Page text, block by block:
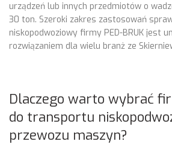
urządzeń lub innych przedmiotów o
30 ton. Szeroki zakres zastosowań
niskopodwoziowy firmy PED-BRUK jest
rozwiązaniem dla wielu branż ze
Dlaczego warto wybrać
do transportu
przewozu maszyn?